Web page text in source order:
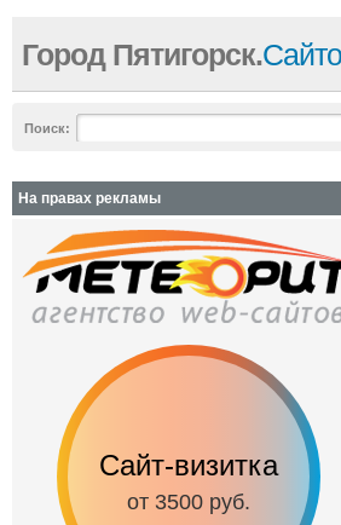
Город Пятигорск.
Поиск:
На правах рекламы
Сайт-визитка
от 3500 руб.